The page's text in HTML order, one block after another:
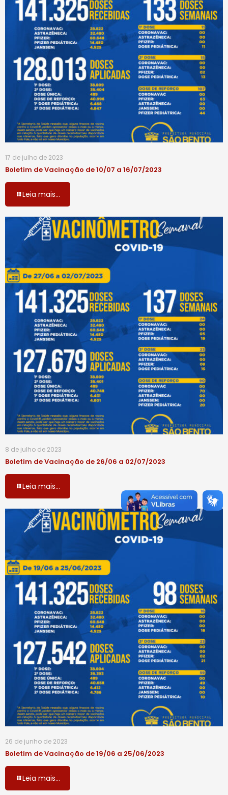
17 de julho de 2023
Boletim de Vacinação de 10/07 a 16/07/2023
Leia mais...
8 de julho de 2023
Boletim de Vacinação de 26/06 a 02/07/2023
Leia mais...
26 de junho de 2023
Boletim de Vacinação de 19/06 a 25/06/2023
Leia mais...